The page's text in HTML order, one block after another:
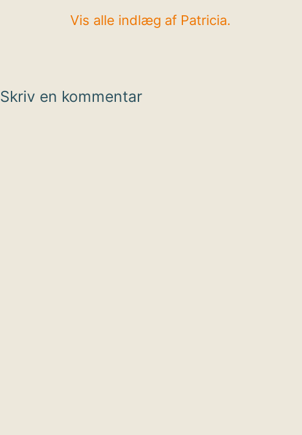
Vis alle indlæg af Patricia.
Skriv en kommentar